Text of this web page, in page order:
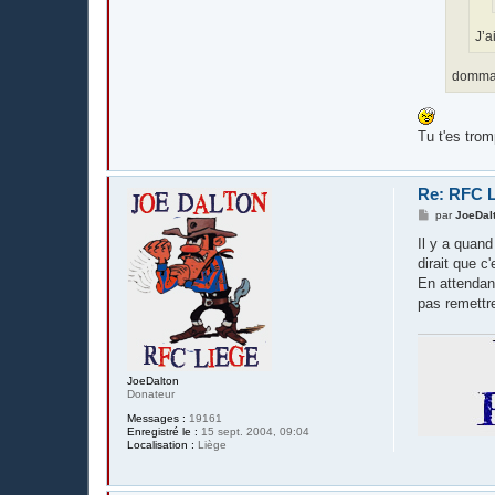
Tu t'es
JoeDalton
Donateur
Messages : 19161
Enregistré le : 15 sept. 2004, 09:04
Localisation : Liège
Re: RFC
M
s
s
a
g
par
Il y a
dirait que
En
pas